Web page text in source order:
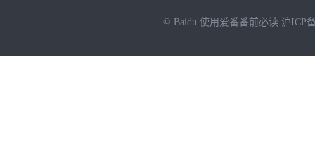
© Baidu 使用爱番番前必读 沪ICP